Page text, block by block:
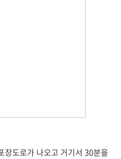
장도로가 나오고 거기서 30분을